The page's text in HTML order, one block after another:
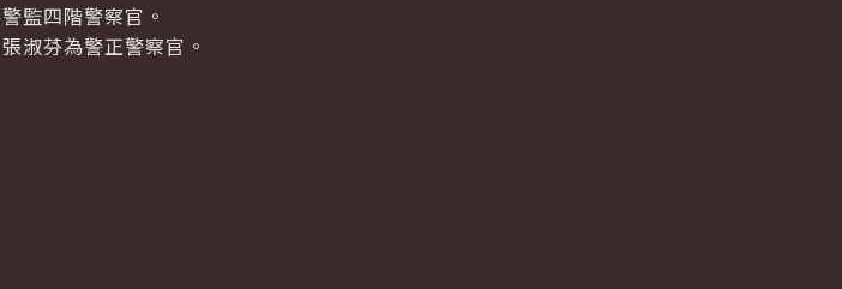
監四階警察官。
淑芬為警正警察官。